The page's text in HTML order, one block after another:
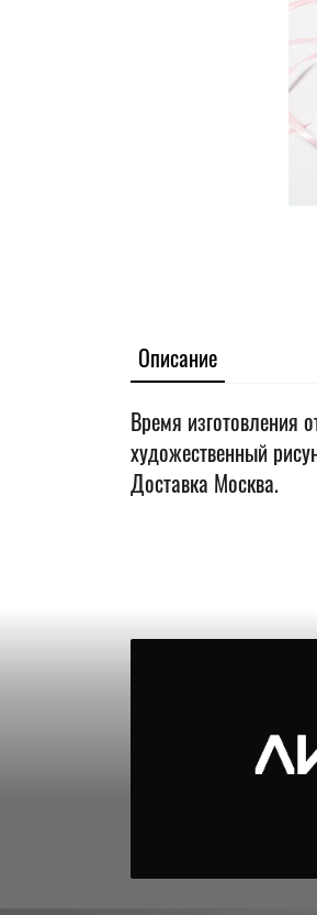
Описание
Время изготовления
художественный
Доставка Москва.